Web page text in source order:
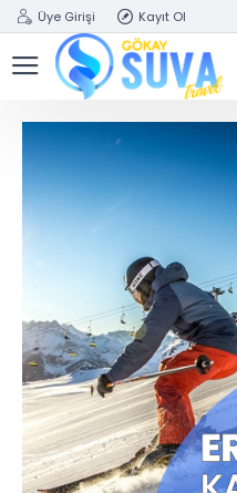
Üye Girişi Kayıt Ol